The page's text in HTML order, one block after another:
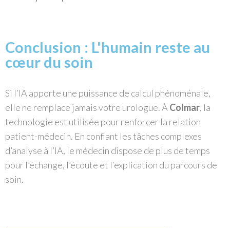
Conclusion : L'humain reste au
cœur du soin
Si l’IA apporte une puissance de calcul phénoménale,
elle ne remplace jamais votre urologue. À Colmar, la
technologie est utilisée pour renforcer la relation
patient-médecin. En confiant les tâches complexes
d’analyse à l’IA, le médecin dispose de plus de temps
pour l’échange, l’écoute et l’explication du parcours de
soin.